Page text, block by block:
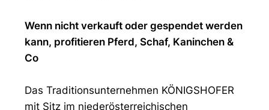
Wenn nicht verkauft oder gespendet werden
kann, profitieren Pferd, Schaf, Kaninchen &
Co
Das Traditionsunternehmen KÖNIGSHOFER
mit Sitz im niederösterreichischen